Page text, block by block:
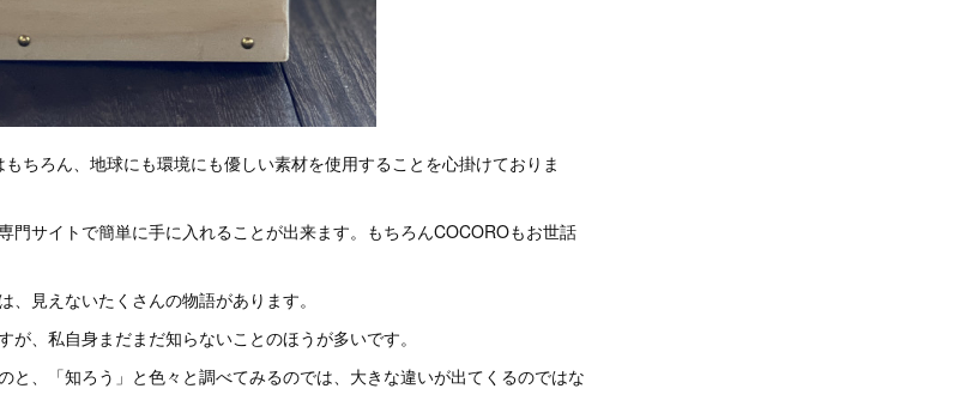
ちろん、地球にも環境にも優しい素材を使用することを心掛けておりま
門サイトで簡単に手に入れることが出来ます。もちろんCOCOROもお世話
見えないたくさんの物語があります。
が、私自身まだまだ知らないことのほうが多いです。
と、「知ろう」と色々と調べてみるのでは、大きな違いが出てくるのではな